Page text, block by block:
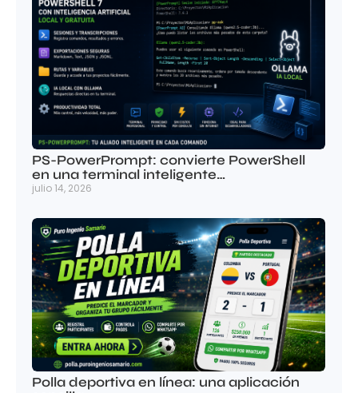
PS-PowerPrompt: convierte PowerShell
en una terminal inteligente…
julio 14, 2026
Polla deportiva en línea: una aplicación